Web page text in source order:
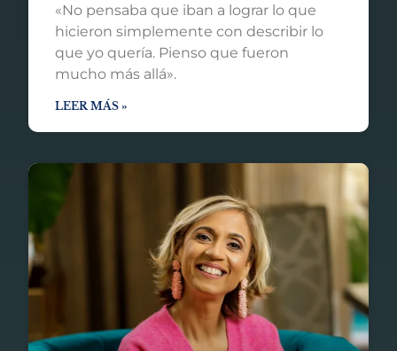
«No pensaba que iban a lograr lo que
hicieron simplemente con describir lo
que yo quería. Pienso que fueron
mucho más allá».
LEER MÁS »